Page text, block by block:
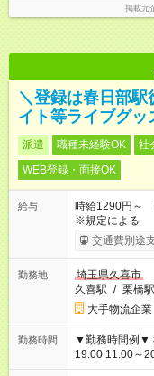
掲載元
＼登録は春日部
イト等ライブグッ
派遣 職種未経験OK 社
WEB登録・面接OK
給与
時給1290円～
※規定による
交通費別途
勤務地
埼玉県久喜市
久喜駅 / 栗橋駅
大手物流企業
勤務時間
▼勤務時間例▼ 8:30～17:30 9:00～17:00 9:00～18:00 10:00～
19:00 11:00～
22:00～31:00 上記以外にもシフトパターンあり！ 短時間の勤務